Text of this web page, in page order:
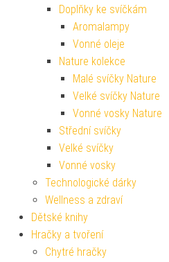
Doplňky ke svíčkám
Aromalampy
Vonné oleje
Nature kolekce
Malé svíčky Nature
Velké svíčky Nature
Vonné vosky Nature
Střední svíčky
Velké svíčky
Vonné vosky
Technologické dárky
Wellness a zdraví
Dětské knihy
Hračky a tvoření
Chytré hračky